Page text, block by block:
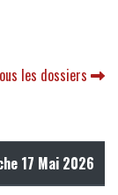
les dossiers
17 Mai 2026